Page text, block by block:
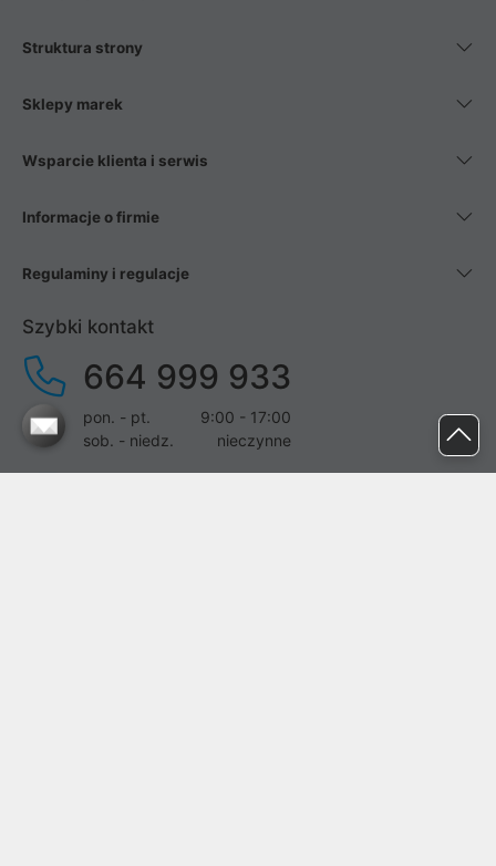
Struktura strony
Sklepy marek
Wsparcie klienta i serwis
Informacje o firmie
Regulaminy i regulacje
Szybki kontakt
664 999 933
pon. - pt.
9:00 - 17:00
sob. - niedz.
nieczynne